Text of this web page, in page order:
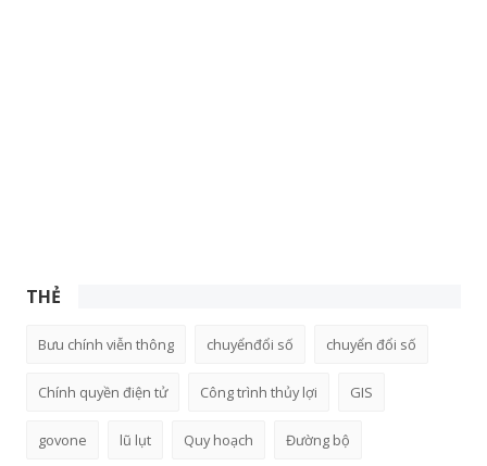
THẺ
Bưu chính viễn thông chuyểnđổi số chuyển đổi số
Chính quyền điện tử Công trình thủy lợi GIS
govone lũ lụt Quy hoạch Đường bộ